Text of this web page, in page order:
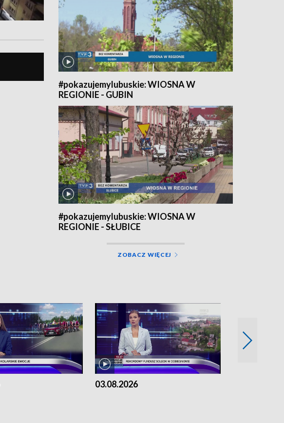
#pokazujemylubuskie: WIOSNA W
REGIONIE - GUBIN
#pokazujemylubuskie: WIOSNA W
REGIONIE - SŁUBICE
ZOBACZ WIĘCEJ
03.08.2026